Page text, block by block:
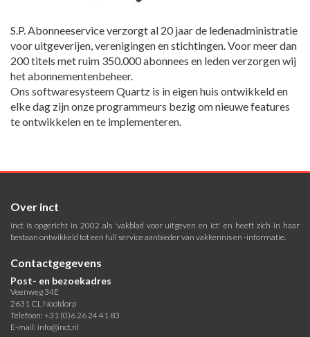
S.P. Abonneeservice verzorgt al 20 jaar de ledenadministratie
voor uitgeverijen, verenigingen en stichtingen. Voor meer dan
200 titels met ruim 350.000 abonnees en leden verzorgen wij
het abonnementenbeheer.
Ons softwaresysteem Quartz is in eigen huis ontwikkeld en
elke dag zijn onze programmeurs bezig om nieuwe features
te ontwikkelen en te implementeren.
Over inct
inct is opgericht in 2002 als 'vakblad voor uitgeven en ict' en heeft zich in haar
bestaan ontwikkeld tot een full service aanbieder van vakkennis en -informatie.
Contactgegevens
Post- en bezoekadres
Veenweg 34E
2631 CL Nootdorp
Telefoon: +31 (0)6 26 24 41 83
E-mail: info@inct.nl